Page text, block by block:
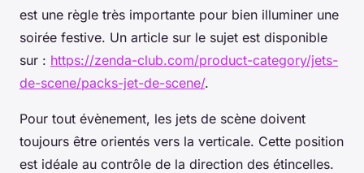
est une règle très importante pour bien illuminer une
soirée festive. Un article sur le sujet est disponible
sur : https://zenda-club.com/product-category/jets-
de-scene/packs-jet-de-scene/.
Pour tout évènement, les jets de scène doivent
toujours être orientés vers la verticale. Cette position
est idéale au contrôle de la direction des étincelles.